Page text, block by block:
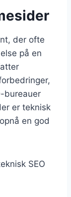
der ofte
på en
bureauer
er teknisk
en god
SEO